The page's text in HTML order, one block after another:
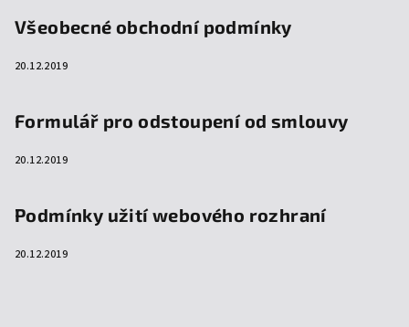
Všeobecné obchodní podmínky
20.12.2019
Formulář pro odstoupení od smlouvy
20.12.2019
Podmínky užití webového rozhraní
20.12.2019